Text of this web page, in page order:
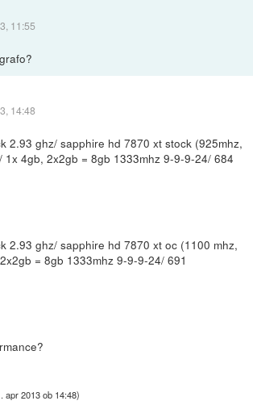
11:55
14:48
2.93 ghz/ sapphire hd 7870 xt stock (925mhz,
1x 4gb, 2x2gb = 8gb 1333mhz 9-9-9-24/ 684
2.93 ghz/ sapphire hd 7870 xt oc (1100 mhz,
= 8gb 1333mhz 9-9-9-24/ 691
apr 2013 ob 14:48)